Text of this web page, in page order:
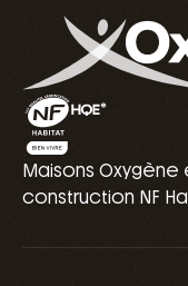
Maisons
construction NF